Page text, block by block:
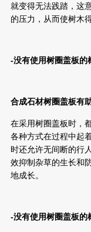
就变得无法践踏，这
的压力，从而使树木
-没有使用树圈盖板的
合成石材树圈盖板有
在采用树圈盖板时，
各种方式在过程中起
时还允许无间断的行
效抑制杂草的生长和
地成长。
-没有使用树圈盖板的